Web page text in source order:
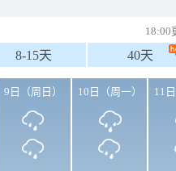
18:00
8-15天 40天
9日（周日） 10日（周一） 11